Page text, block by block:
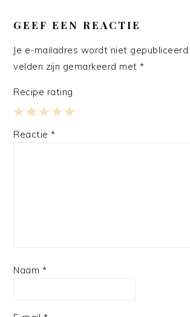
INTERACTIES
GEEF EEN REACTIE
Je e-mailadres wordt niet gepubliceerd.
velden zijn gemarkeerd met*
Recipe rating
4
3
2
1
Reactie*
Naam *